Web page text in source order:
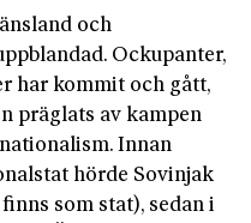
och
Ockupanter,
har kommit och gått,
präglats av kampen
Innan
hörde Sovinjak
som stat), sedan i